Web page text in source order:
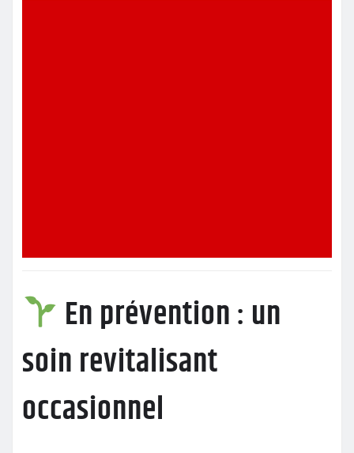
En prévention : un
soin revitalisant
occasionnel